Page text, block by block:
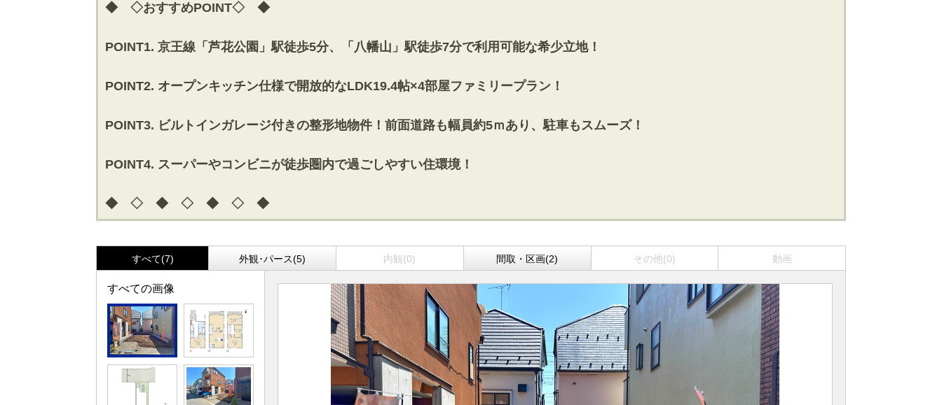
◆ ◇おすすめPOINT◇ ◆
POINT1. 京王線「芦花公園」駅徒歩5分、「八幡山」駅徒歩7分で利用可能な希少立地！
POINT2. オープンキッチン仕様で開放的なLDK19.4帖×4部屋ファミリープラン！
POINT3. ビルトインガレージ付きの整形地物件！前面道路も幅員約5ｍあり、駐車もスムーズ！
POINT4. スーパーやコンビニが徒歩圏内で過ごしやすい住環境！
◆ ◇ ◆ ◇ ◆ ◇ ◆
すべて(7) 外観･パース(5) 内観(0) 間取・区画(2) その他(0) 動画
すべての画像